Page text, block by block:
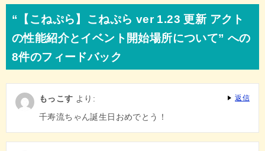
ー
シ
ョ
“【こねぷら】こねぷら ver 1.23 更新 アクト
の性能紹介とイベント開始場所について” への
8件のフィードバック
もっこす より:
千寿流ちゃん誕生日おめでとう！
返信